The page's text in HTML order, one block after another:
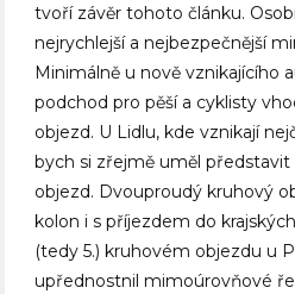
tvoří závěr tohoto článku.
nejrychlejší a nejbezpečnější
Minimálně u nově vznikajícího
podchod pro pěší a cyklisty
objezd. U Lidlu, kde vznikají
bych si zřejmě uměl
objezd. Dvouproudý kruhový
kolon i s příjezdem do
(tedy 5.) kruhovém objezdu u
upřednostnil mimoúrovňové